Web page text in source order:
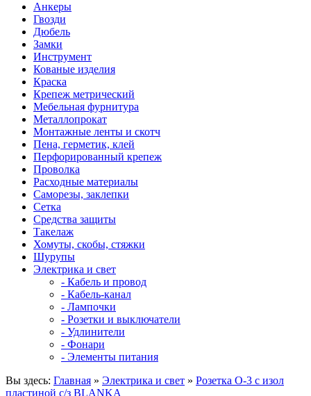
Анкеры
Гвозди
Дюбель
Замки
Инструмент
Кованые изделия
Краска
Крепеж метрический
Мебельная фурнитура
Металлопрокат
Монтажные ленты и скотч
Пена, герметик, клей
Перфорированный крепеж
Проволка
Расходные материалы
Саморезы, заклепки
Сетка
Средства защиты
Такелаж
Хомуты, скобы, стяжки
Шурупы
Электрика и свет
- Кабель и провод
- Кабель-канал
- Лампочки
- Розетки и выключатели
- Удлинители
- Фонари
- Элементы питания
Вы здесь: Главная » Электрика и свет » Розетка О-3 с изол
пластиной с/з BLANKA